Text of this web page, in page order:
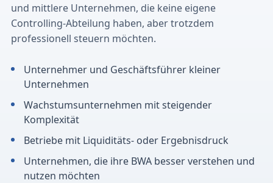
und mittlere Unternehmen, die keine eigene
Controlling-Abteilung haben, aber trotzdem
professionell steuern möchten.
Unternehmer und Geschäftsführer kleiner
Unternehmen
Wachstumsunternehmen mit steigender
Komplexität
Betriebe mit Liquiditäts- oder Ergebnisdruck
Unternehmen, die ihre BWA besser verstehen und
nutzen möchten